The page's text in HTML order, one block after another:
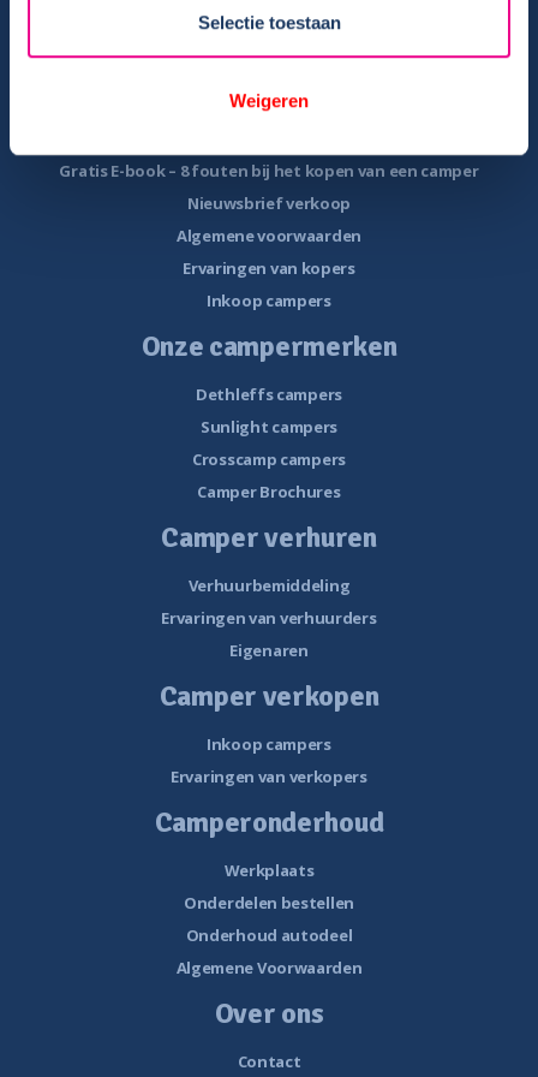
Selectie toestaan
Weigeren
Veel voorkomende storingen onderweg
Camper te koop
Overzicht campers te koop
Gratis E-book – 8 fouten bij het kopen van een camper
Nieuwsbrief verkoop
Algemene voorwaarden
Ervaringen van kopers
Inkoop campers
Onze campermerken
Dethleffs campers
Sunlight campers
Crosscamp campers
Camper Brochures
Camper verhuren
Verhuurbemiddeling
Ervaringen van verhuurders
Eigenaren
Camper verkopen
Inkoop campers
Ervaringen van verkopers
Camperonderhoud
Werkplaats
Onderdelen bestellen
Onderhoud autodeel
Algemene Voorwaarden
Over ons
Contact